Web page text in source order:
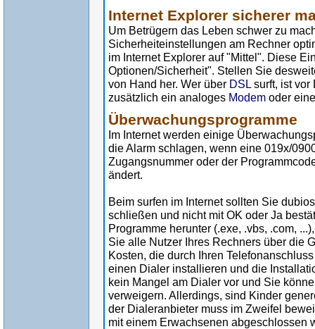
Internet Explorer sicherer
Um Betrügern das Leben schwer zu
Sicherheiteinstellungen am Rechner
im Internet Explorer auf "Mittel". Diese
Optionen/Sicherheit". Stellen Sie
von Hand her. Wer über DSL surft, ist vor
zusätzlich ein analoges Modem oder
Überwachungsprogramme
Im Internet werden einige
die Alarm schlagen, wenn eine 019x/
Zugangsnummer oder der
ändert.
Beim surfen im Internet sollten Sie
schließen und nicht mit OK oder Ja
Programme herunter (.exe, .vbs, .com,
Sie alle Nutzer Ihres Rechners über die
Kosten, die durch Ihren
einen Dialer installieren und die
kein Mangel am Dialer vor und Sie
verweigern. Allerdings, sind Kinder
der Dialeranbieter muss im Zweifel
mit einem Erwachsenen abgeschlossen